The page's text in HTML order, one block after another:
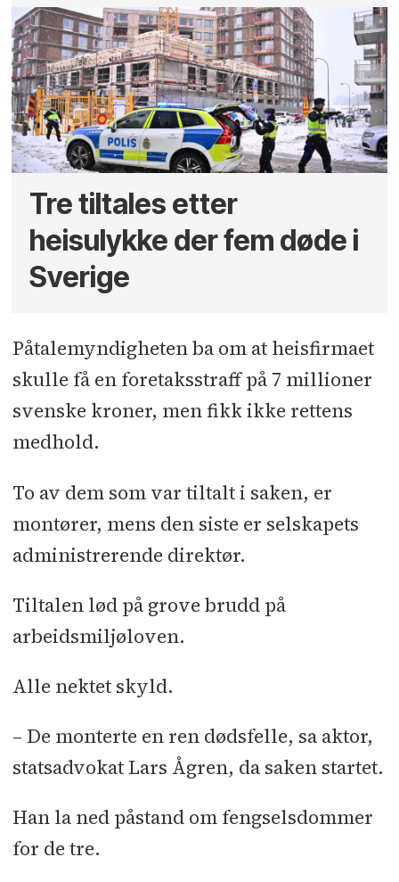
Tre tiltales etter
heisulykke der fem døde i
Sverige
Påtalemyndigheten ba om at heisfirmaet
skulle få en foretaksstraff på 7 millioner
svenske kroner, men fikk ikke rettens
medhold.
To av dem som var tiltalt i saken, er
montører, mens den siste er selskapets
administrerende direktør.
Tiltalen lød på grove brudd på
arbeidsmiljøloven.
Alle nektet skyld.
– De monterte en ren dødsfelle, sa aktor,
statsadvokat Lars Ågren, da saken startet.
Han la ned påstand om fengselsdommer
for de tre.